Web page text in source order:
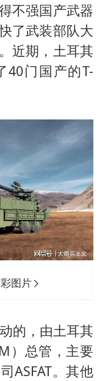
登陆点缩圈
上半年国内居民出游人次34.63亿
女子被狗舔脚确诊三级暴露 医生回应
开设养老专业
育强国建设
不强国产武器
了武装部队大
近期，土耳其
40门国产的T-
图片
的，由土耳其
）总管，主要
ASFAT。其他